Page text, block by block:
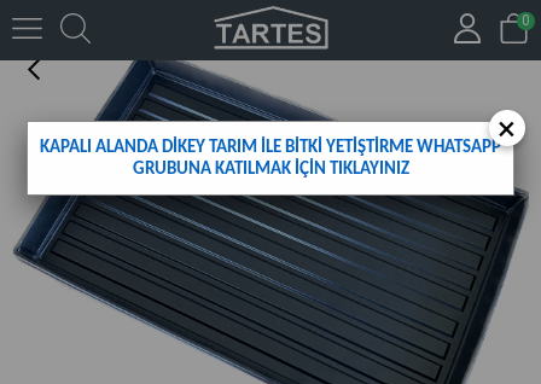
0
MİKRO YEŞİLLİK TEPSİSİ DELİKSİZ 51cm x 31cm x 4cm
×
KAPALI ALANDA DİKEY TARIM İLE BİTKİ YETİŞTİRME WHATSAPP
GRUBUNA KATILMAK İÇİN TIKLAYINIZ